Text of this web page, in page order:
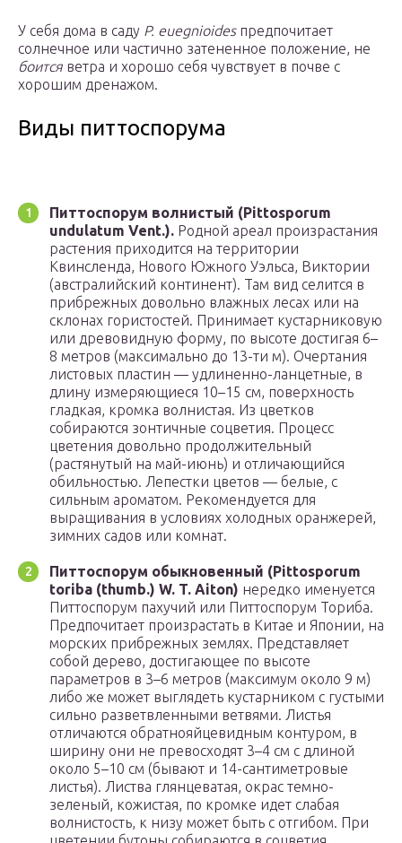
У себя дома в саду P. euegnioides предпочитает
солнечное или частично затененное положение, не
боится ветра и хорошо себя чувствует в почве с
хорошим дренажом.
Виды питтоспорума
Питтоспорум волнистый (Pittosporum
undulatum Vent.). Родной ареал произрастания
растения приходится на территории
Квинсленда, Нового Южного Уэльса, Виктории
(австралийский континент). Там вид селится в
прибрежных довольно влажных лесах или на
склонах гористостей. Принимает кустарниковую
или древовидную форму, по высоте достигая 6–
8 метров (максимально до 13-ти м). Очертания
листовых пластин — удлиненно-ланцетные, в
длину измеряющиеся 10–15 см, поверхность
гладкая, кромка волнистая. Из цветков
собираются зонтичные соцветия. Процесс
цветения довольно продолжительный
(растянутый на май-июнь) и отличающийся
обильностью. Лепестки цветов — белые, с
сильным ароматом. Рекомендуется для
выращивания в условиях холодных оранжерей,
зимних садов или комнат.
Питтоспорум обыкновенный (Pittosporum
toriba (thumb.) W. T. Aiton) нередко именуется
Питтоспорум пахучий или Питтоспорум Ториба.
Предпочитает произрастать в Китае и Японии, на
морских прибрежных землях. Представляет
собой дерево, достигающее по высоте
параметров в 3–6 метров (максимум около 9 м)
либо же может выглядеть кустарником с густыми
сильно разветвленными ветвями. Листья
отличаются обратнояйцевидным контуром, в
ширину они не превосходят 3–4 см с длиной
около 5–10 см (бывают и 14-сантиметровые
листья). Листва глянцеватая, окрас темно-
зеленый, кожистая, по кромке идет слабая
волнистость, к низу может быть с отгибом. При